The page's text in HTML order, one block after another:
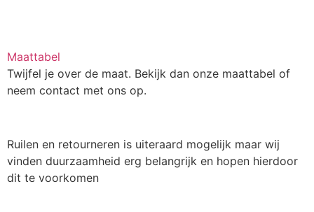
Maattabel
Twijfel je over de maat. Bekijk dan onze maattabel of
neem contact met ons op.
Ruilen en retourneren is uiteraard mogelijk maar wij
vinden duurzaamheid erg belangrijk en hopen hierdoor
dit te voorkomen